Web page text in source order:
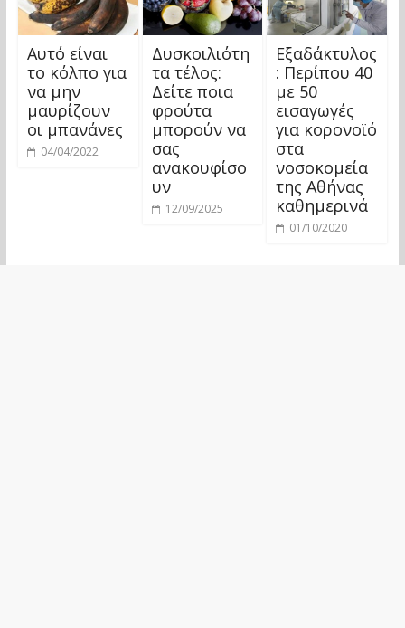
Αυτό είναι
το κόλπο για
να μην
μαυρίζουν
οι μπανάνες
04/04/2022
Δυσκοιλιότη
τα τέλος:
Δείτε ποια
φρούτα
μπορούν να
σας
ανακουφίσο
υν
12/09/2025
Εξαδάκτυλος
: Περίπου 40
με 50
εισαγωγές
για κορονοϊό
στα
νοσοκομεία
της Αθήνας
καθημερινά
01/10/2020